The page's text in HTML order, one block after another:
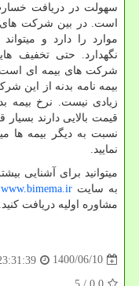
سهولت در دریافت
است. در بین شرکت های
موارد را دارد و
نگهدارد. حتی تخفیف
شرکت های بیمه ای است و
بیمه نامه بدنه از این
زیادی نیست. نرخ بیمه
قیمت بالایی دارند
نسبت به دیگر بیمه ها
نمایید.
میتوانید برای آشنایی
به سایت www.bimema.ir
مشاوره اولیه دریافت کنید.
1400/06/10